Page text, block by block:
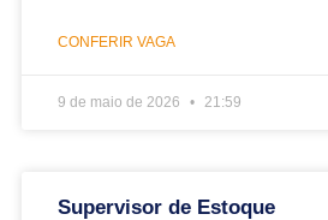
CONFERIR VAGA
9 de maio de 2026 21:59
Supervisor de Estoque